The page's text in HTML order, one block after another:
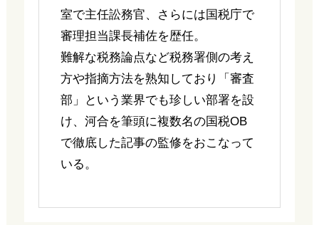
室で主任訟務官、さらには国税庁で
審理担当課長補佐を歴任。
難解な税務論点など税務署側の考え
方や指摘方法を熟知しており「審査
部」という業界でも珍しい部署を設
け、河合を筆頭に複数名の国税OB
で徹底した記事の監修をおこなって
いる。